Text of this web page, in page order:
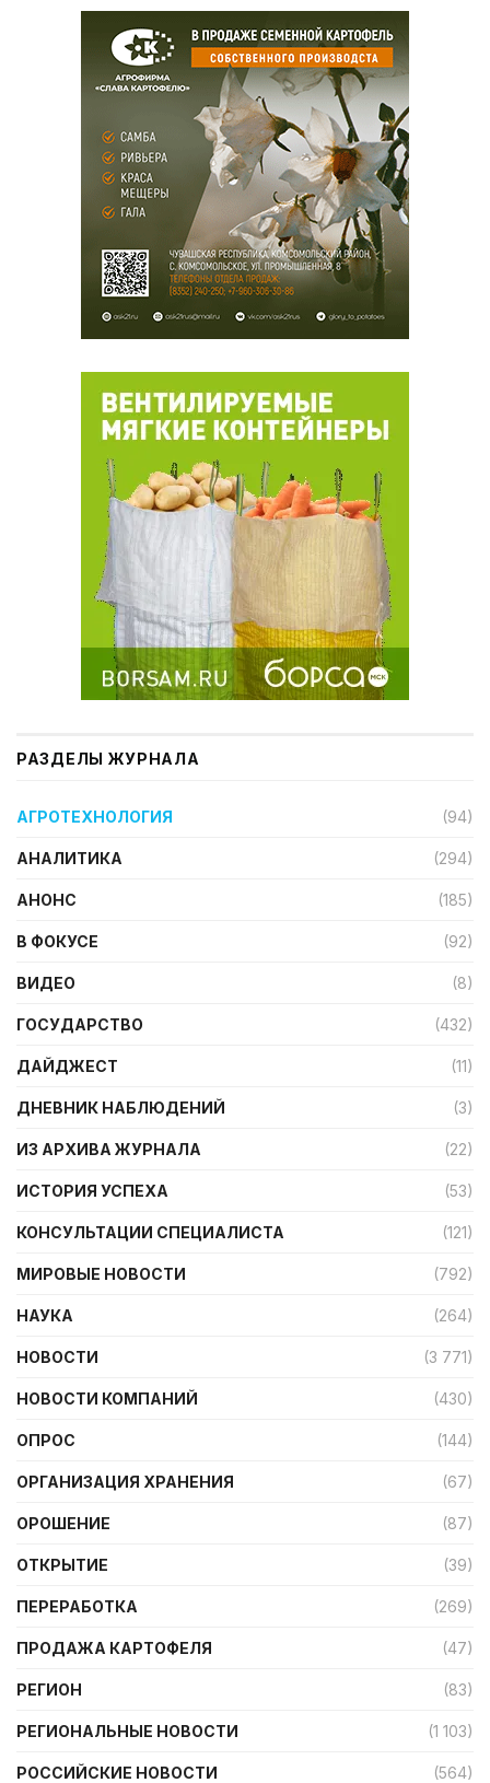
РАЗДЕЛЫ ЖУРНАЛА
АГРОТЕХНОЛОГИЯ (94)
АНАЛИТИКА (294)
АНОНС (185)
В ФОКУСЕ (92)
ВИДЕО (8)
ГОСУДАРСТВО (432)
ДАЙДЖЕСТ (11)
ДНЕВНИК НАБЛЮДЕНИЙ (3)
ИЗ АРХИВА ЖУРНАЛА (22)
ИСТОРИЯ УСПЕХА (53)
КОНСУЛЬТАЦИИ СПЕЦИАЛИСТА (121)
МИРОВЫЕ НОВОСТИ (792)
НАУКА (264)
НОВОСТИ (3 771)
НОВОСТИ КОМПАНИЙ (430)
ОПРОС (144)
ОРГАНИЗАЦИЯ ХРАНЕНИЯ (67)
ОРОШЕНИЕ (87)
ОТКРЫТИЕ (39)
ПЕРЕРАБОТКА (269)
ПРОДАЖА КАРТОФЕЛЯ (47)
РЕГИОН (83)
РЕГИОНАЛЬНЫЕ НОВОСТИ (1 103)
РОССИЙСКИЕ НОВОСТИ (564)